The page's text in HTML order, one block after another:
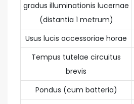
gradus illuminationis lucernae
(distantia 1 metrum)
Usus lucis accessoriae horae
Tempus tutelae circuitus
brevis
Pondus (cum batteria)